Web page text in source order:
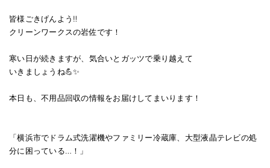
皆様ごきげんよう‼️
クリーンワークスの岩佐です！
寒い日が続きますが、気合いとガッツで乗り越えて
いきましょうね💪✨
本日も、不用品回収の情報をお届けしてまいります！
「横浜市でドラム式洗濯機やファミリー冷蔵庫、大型液晶テレビの処
分に困っている…！」